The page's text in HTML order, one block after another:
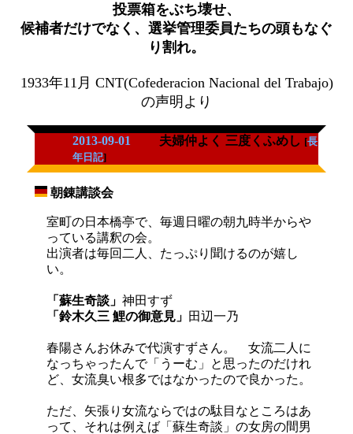
投票箱をぶち壊せ、
候補者だけでなく、選挙管理委員たちの頭もなぐ
り割れ。
1933年11月 CNT(Cofederacion Nacional del Trabajo)
の声明より
2013-09-01 夫婦仲よく 三度くふめし [長
年日記]
朝錬講談会
室町の日本橋亭で、毎週日曜の朝九時半からや
っている講釈の会。
出演者は毎回二人、たっぷり聞けるのが嬉し
い。
「蘇生奇談」 神田すず
「鈴木久三 鯉の御意見」 田辺一乃
春陽さんお休みで代演すずさん。 女流二人に
なっちゃったんで「うーむ」と思ったのだけれ
ど、女流臭い根多ではなかったので良かった。
ただ、矢張り女流ならではの駄目なところはあ
って、それは例えば「蘇生奇談」の女房の間男